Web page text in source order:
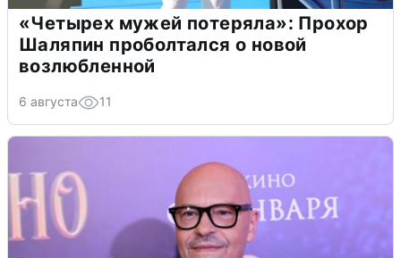
«Четырех мужей потеряла»: Прохор
Шаляпин проболтался о новой
возлюбленной
6 августа 11